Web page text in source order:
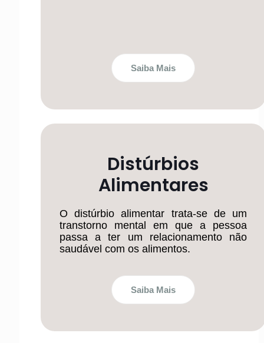
Saiba Mais
Distúrbios
Alimentares
O distúrbio alimentar trata-se de um
transtorno mental em que a pessoa
passa a ter um relacionamento não
saudável com os alimentos.
Saiba Mais